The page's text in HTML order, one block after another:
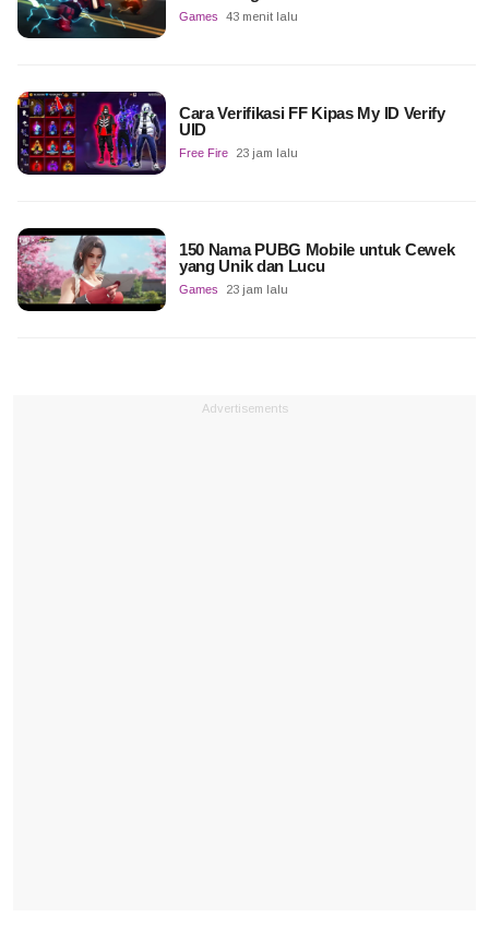
Games 43 menit lalu
Cara Verifikasi FF Kipas My ID Verify
UID
Free Fire 23 jam lalu
150 Nama PUBG Mobile untuk Cewek
yang Unik dan Lucu
Games 23 jam lalu
Advertisements